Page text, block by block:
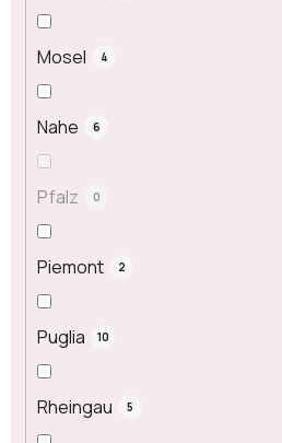
Mosel 4
Nahe 6
Pfalz 0
Piemont 2
Puglia 10
Rheingau 5